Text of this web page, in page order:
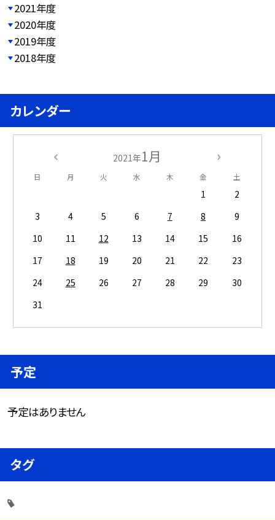
2021年度
2020年度
2019年度
2018年度
カレンダー
2021年1月
日 月 火 水 木 金 土
1
2
3
4 5 6 7 8
9
10
11 12 13 14 15
16
17
18 19 20 21 22
23
24
25 26 27 28 29
30
31
予定
予定はありません
タグ